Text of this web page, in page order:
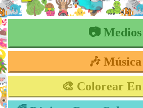
📷 Medios
🎶 Música
🎨 Colorear